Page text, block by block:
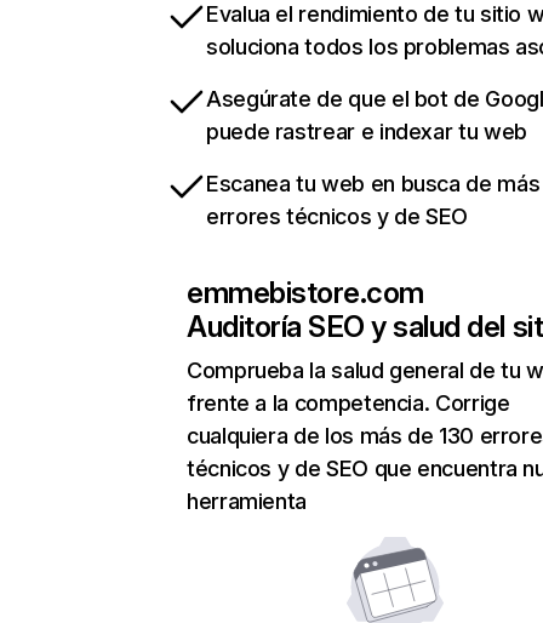
Evalua el rendimiento de tu sitio
soluciona todos los problemas
Asegúrate de que el bot de
puede rastrear e indexar tu web
Escanea tu web en busca de
errores técnicos y de SEO
emmebistore.com
Auditoría SEO y salud del
Comprueba la salud general de tu
frente a la competencia. Corrige
cualquiera de los más de 130
técnicos y de SEO que encuentra
herramienta